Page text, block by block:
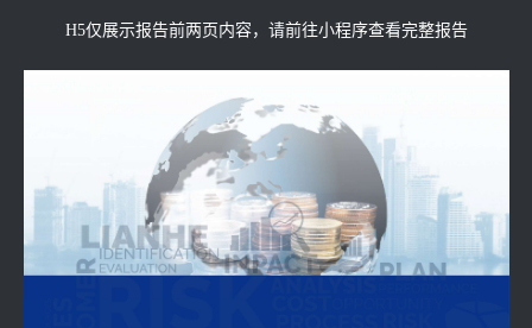
H5仅展示报告前两页内容，请前往小程序查看完整报告